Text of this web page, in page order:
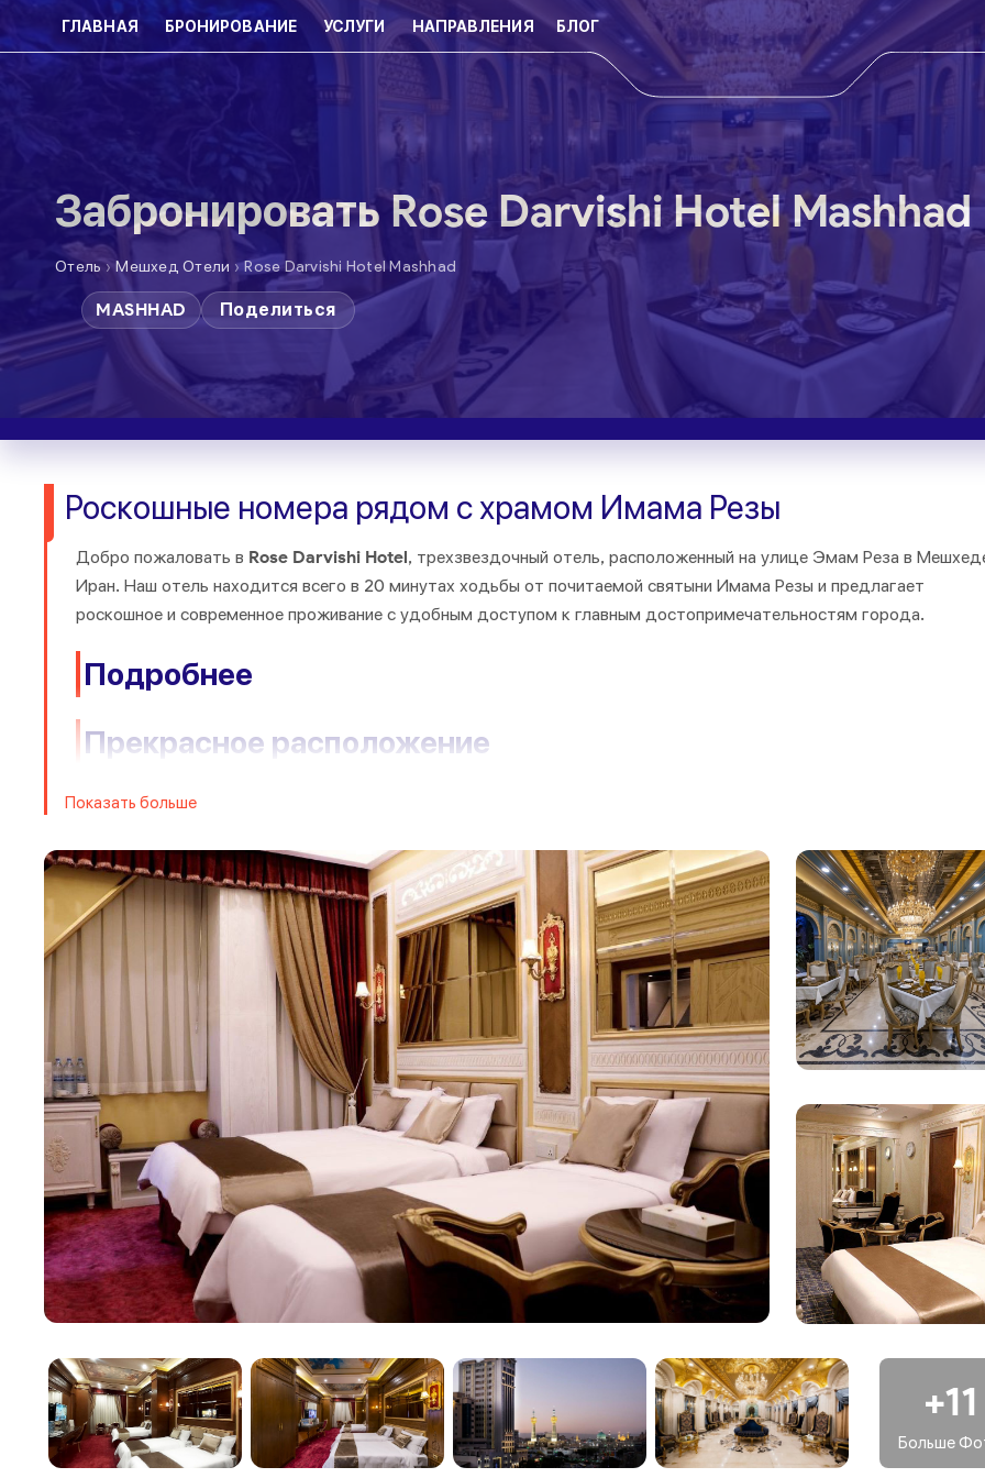
ГЛАВНАЯ БРОНИРОВАНИЕ УСЛУГИ НАПРАВЛЕНИЯ БЛОГ
Забронировать Rose Darvishi Hotel Mashhad
Отель › Мешхед Отели › Rose Darvishi Hotel Mashhad
MASHHAD Поделиться
Роскошные номера рядом с храмом Имама Резы
Добро пожаловать в Rose Darvishi Hotel, трехзвездочный отель, расположенный на улице Эмам Реза в
Иран. Наш отель находится всего в 20 минутах ходьбы от почитаемой святыни Имама Резы и предлагает
роскошное и современное проживание с удобным доступом к главным достопримечательностям города.
Подробнее
Прекрасное расположение
мест, включая святилище Имама Резы, Мешхедский базар, мечеть Гоаршад и гробницу Надер-шаха. Исследуйте
Комфортабельные номера
Выбирайте из множества комфортабельных и хорошо оборудованных номеров, включая одноместные,
двухместные и трехместные номера, а также люксы. Каждый номер оснащен такими современными удобствами,
как кондиционер, телевизор с плоским экраном и бесплатный Wi-Fi. Наслаждайтесь отдыхом и приятным
времяпрепровождением в наших просторных номерах, спроектированных с учетом ваших потребностей.
Ужин и удобства
Вкусные блюда иранской и международной кухни можно отведать в нашем ресторане на территории отеля или
расслабиться за чашечкой кофе в уютном кафе. Занимайтесь спортом в нашем фитнес-центре или расслабьтесь
сауне. В нашем отеле также есть круглосуточная стойка регистрации, обмен валюты, прачечная и обслуживание
номеров, чтобы удовлетворить все ваши потребности.
Выдающиеся услуги
Оцените наши превосходные удобства и услуги, призванные сделать ваше пребывание в отеле максимально
приятным. Начиная с ежедневной уборки и заканчивая круглосуточным обслуживанием номеров, мы
ваш комфорт и удобство на каждом шагу.
Показать больше
+11
Больше